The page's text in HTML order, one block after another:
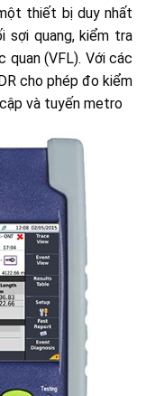
thiết bị duy nhất
sợi quang, kiểm tra
quan (VFL). Với các
cho phép đo kiểm
và tuyến metro